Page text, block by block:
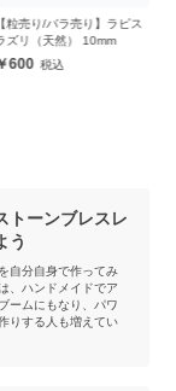
【粒売り/バラ売り】ラピス
ズリ（天然） 10mm
600
トーンブレスレ
う
自分自身で作ってみ
、ハンドメイドでア
ームにもなり、パワ
りする人も増えてい